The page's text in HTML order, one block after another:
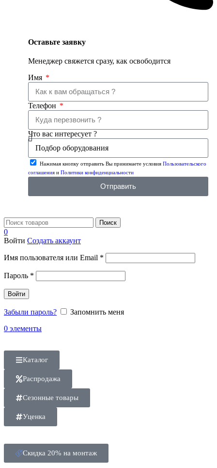
Оставьте заявку
Менеджер свяжется сразу, как освободится
Имя
Телефон
Что вас интересует ?
Нажимая кнопку отправить Вы принимаете условия Пользовательского
соглашения и Политики конфиденциальности
Отправить
Поиск
0
Войти Создать аккаунт
Имя пользователя или Email *
Пароль *
Войти
Забыли пароль?
Запомнить меня
0 элементы
Каталог
Распродажа
Сезонные товары
Уценка
Скидка 20% на монтаж